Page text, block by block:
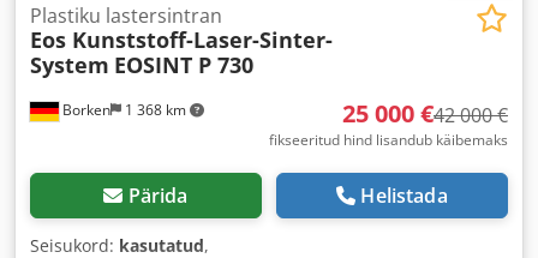
Borken 1 368 km
Plastiku lastersintran
Eos Kunststoff-Laser-Sinter-
System EOSINT P 730
25 000 €42 000 €
fikseeritud hind lisandub käibemaks
Pärida Helistada
Seisukord: kasutatud,